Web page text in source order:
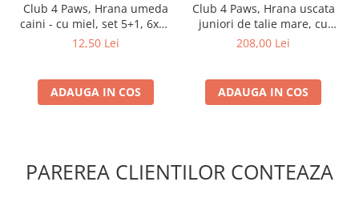
Club 4 Paws, Hrana umeda
caini - cu miel, set 5+1, 6x80
g
12,50 Lei
ADAUGA IN COS
Club 4 Paws, Hrana uscata
juniori de talie mare, cu
pui, 14kg
208,00 Lei
ADAUGA IN COS
PAREREA CLIENTILOR CONTEAZA